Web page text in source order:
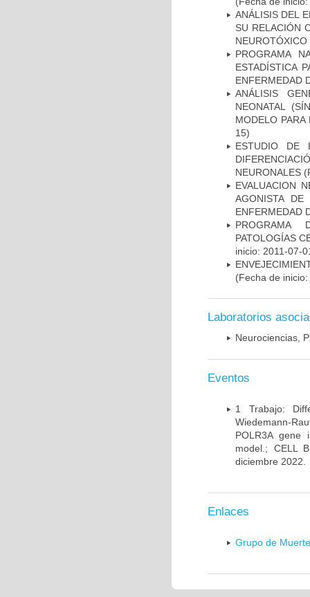
ANÁLISIS DEL
SU RELACIÓN
NEUROTÓXICO
PROGRAMA
ESTADÍSTICA
ENFERMEDAD
ANÁLISIS
NEONATAL
MODELO
15)
ESTUDIO DE
NEURONALES
EVALUACION
AGONISTA
ENFERMEDAD
PROGRAMA
PATOLOGÍAS
inicio: 2011-07-
(Fecha de
Laboratorios
Neurociencias,
Eventos
1 Trabajo:
Wiedemann-
POLR3A gene
model.; CELL
diciembre 2022.
Enlaces
Grupo de